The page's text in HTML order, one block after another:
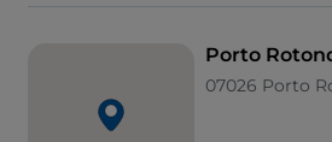
Venezia, città d’origine dei conti.
luxury hotel e fastose residenze,
muovono anche oggi
Porto
07026 Porto